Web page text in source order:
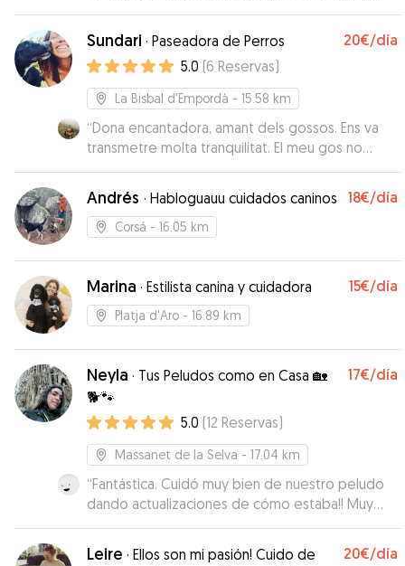
cómodo. Gracias al gran espacio ha podido
correr y pasarlo bien, y ha conocido a otros
perros con los que jugar. Siempre en contacto
continuo con la cuidadora que nos ha informado
constantemente de cómo lo estaba pasando el
perro. Repetiremos, seguro.”
Sundari · Paseadora de Perros 20€/día
5.0 (6 Reservas)
La Bisbal d'Empordà - 15.58 km
“Dona encantadora, amant dels gossos. Ens va
transmetre molta tranquilitat. El meu gos no
podria haver estat millor!!!”
Andrés · Habloguauu cuidados caninos 18€/día
Corsá - 16.05 km
Marina · Estilista canina y cuidadora 15€/día
Platja d'Aro - 16.89 km
Neyla · Tus Peludos como en Casa 🏡
🐕🐾
17€/día
5.0 (12 Reservas)
Massanet de la Selva - 17.04 km
“Fantástica. Cuidó muy bien de nuestro peludo
dando actualizaciones de cómo estaba!! Muy
simpática.”
Leire · Ellos son mi pasión! Cuido de
20€/día